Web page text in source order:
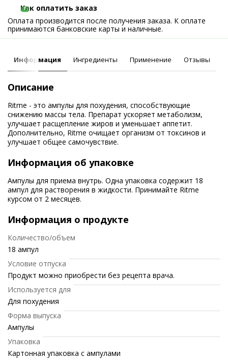
Как оплатить заказ
Оплата производится после получения заказа. К оплате
принимаются банковские карты и наличные.
Информация Ингредиенты Применение Отзывы
Описание
Ritme - это ампулы для похудения, способствующие
снижению массы тела. Препарат ускоряет метаболизм,
улучшает расщепление жиров и уменьшает аппетит.
Дополнительно, Ritme очищает организм от токсинов и
улучшает общее самочувствие.
Информация об упаковке
Ампулы для приема внутрь. Одна упаковка содержит 18
ампул для растворения в жидкости. Принимайте Ritme
курсом от 2 месяцев.
Информация о продукте
Количество/объем
18 ампул
Условие отпуска
Продукт можно приобрести без рецепта врача.
Используется для
Для похудения
Форма выпуска
Ампулы
Упаковка
Картонная упаковка с ампулами